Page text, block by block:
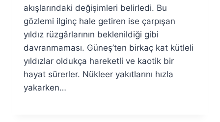
akışlarındaki değişimleri belirledi. Bu
gözlemi ilginç hale getiren ise çarpışan
yıldız rüzgârlarının beklenildiği gibi
davranmaması. Güneş’ten birkaç kat kütleli
yıldızlar oldukça hareketli ve kaotik bir
hayat sürerler. Nükleer yakıtlarını hızla
yakarken…